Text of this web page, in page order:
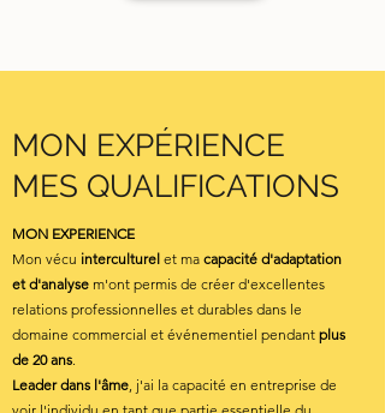
MON EXPÉRIENCE
MES QUALIFICATIONS
MON EXPERIENCE
Mon vécu interculturel et ma capacité d'adaptation
et d'analyse m'ont permis de créer d'excellentes
relations professionnelles et durables dans le
domaine commercial et événementiel pendant plus
de 20 ans.
Leader dans l'âme, j'ai la capacité en entreprise de